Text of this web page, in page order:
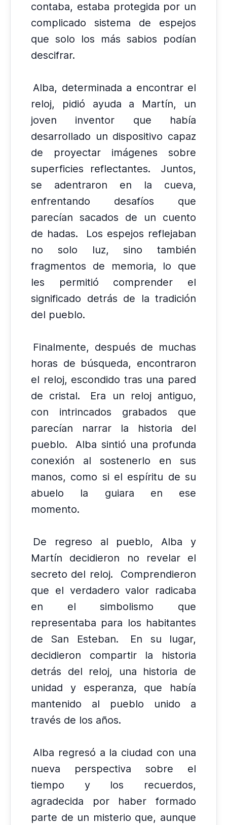
contaba, estaba protegida por un
complicado sistema de espejos
que solo los más sabios podían
descifrar.
Alba, determinada a encontrar el
reloj, pidió ayuda a Martín, un
joven inventor que había
desarrollado un dispositivo capaz
de proyectar imágenes sobre
superficies reflectantes.
Juntos,
se adentraron en la cueva,
enfrentando desafíos que
parecían sacados de un cuento
de hadas.
Los espejos reflejaban
no solo luz, sino también
fragmentos de memoria, lo que
les permitió comprender el
significado detrás de la tradición
del pueblo.
Finalmente, después de muchas
horas de búsqueda, encontraron
el reloj, escondido tras una pared
de cristal.
Era un reloj antiguo,
con intrincados grabados que
parecían narrar la historia del
pueblo.
Alba sintió una profunda
conexión al sostenerlo en sus
manos, como si el espíritu de su
abuelo la guiara en ese
momento.
De regreso al pueblo, Alba y
Martín decidieron no revelar el
secreto del reloj.
Comprendieron
que el verdadero valor radicaba
en el simbolismo que
representaba para los habitantes
de San Esteban.
En su lugar,
decidieron compartir la historia
detrás del reloj, una historia de
unidad y esperanza, que había
mantenido al pueblo unido a
través de los años.
Alba regresó a la ciudad con una
nueva perspectiva sobre el
tiempo y los recuerdos,
agradecida por haber formado
parte de un misterio que, aunque